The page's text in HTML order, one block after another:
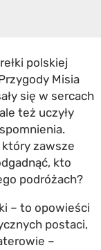
polskiej
Misia
się w sercach
też uczyły
który zawsze
kto
podróżach?
– to opowieści
postaci,
–